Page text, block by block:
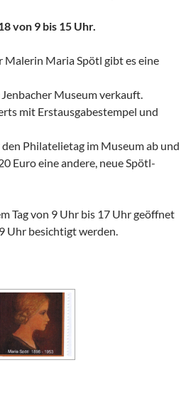
von 9 bis 15 Uhr.
Malerin Maria Spötl gibt es eine
Museum verkauft.
mit Erstausgabestempel und
Philatelietag im Museum ab und
Euro eine andere, neue Spötl-
Tag von 9 Uhr bis 17 Uhr geöffnet
Uhr besichtigt werden.